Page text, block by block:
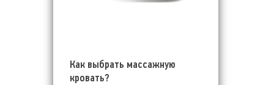
Как выбрать массажную
кровать?